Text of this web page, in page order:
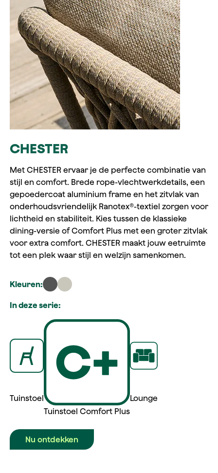
CHESTER
Met CHESTER ervaar je de perfecte combinatie van
stijl en comfort. Brede rope-vlechtwerkdetails, een
gepoedercoat aluminium frame en het zitvlak van
onderhoudsvriendelijk Ranotex®-textiel zorgen voor
lichtheid en stabiliteit. Kies tussen de klassieke
dining-versie of Comfort Plus met een groter zitvlak
voor extra comfort. CHESTER maakt jouw eetruimte
tot een plek waar stijl en welzijn samenkomen.
Kleuren:
In deze serie:
Tuinstoel
Tuinstoel Comfort Plus
Lounge
Nu ontdekken